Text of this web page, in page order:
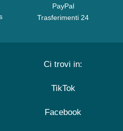
PayPal
Trasferimenti 24
Ci trovi in:
TikTok
Facebook